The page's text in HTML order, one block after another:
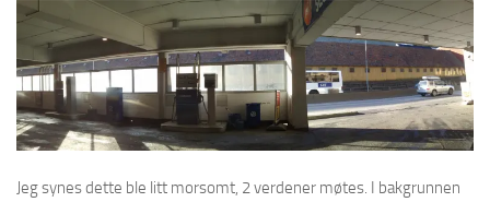
Jeg synes dette ble litt morsomt, 2 verdener møtes. I bakgrunnen